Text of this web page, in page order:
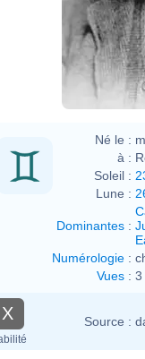
Né le :
à :
Soleil :
Lune :
Dominantes :
Numérologie :
Vues : 3
X Source :